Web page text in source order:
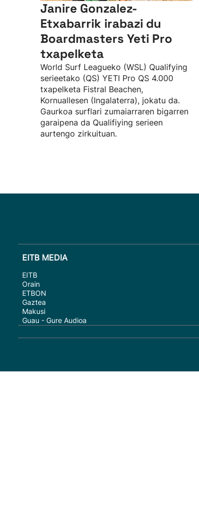
Janire Gonzalez-
Etxabarrik irabazi du
Boardmasters Yeti Pro
txapelketa
World Surf Leagueko (WSL) Qualifying
serieetako (QS) YETI Pro QS 4.000
txapelketa Fistral Beachen,
Kornuallesen (Ingalaterra), jokatu da.
Gaurkoa surflari zumaiarraren bigarren
garaipena da Qualifiying serieen
aurtengo zirkuituan.
EITB MEDIA
EITB
Orain
ETBON
Gaztea
Makusi
Guau - Gure Audioa